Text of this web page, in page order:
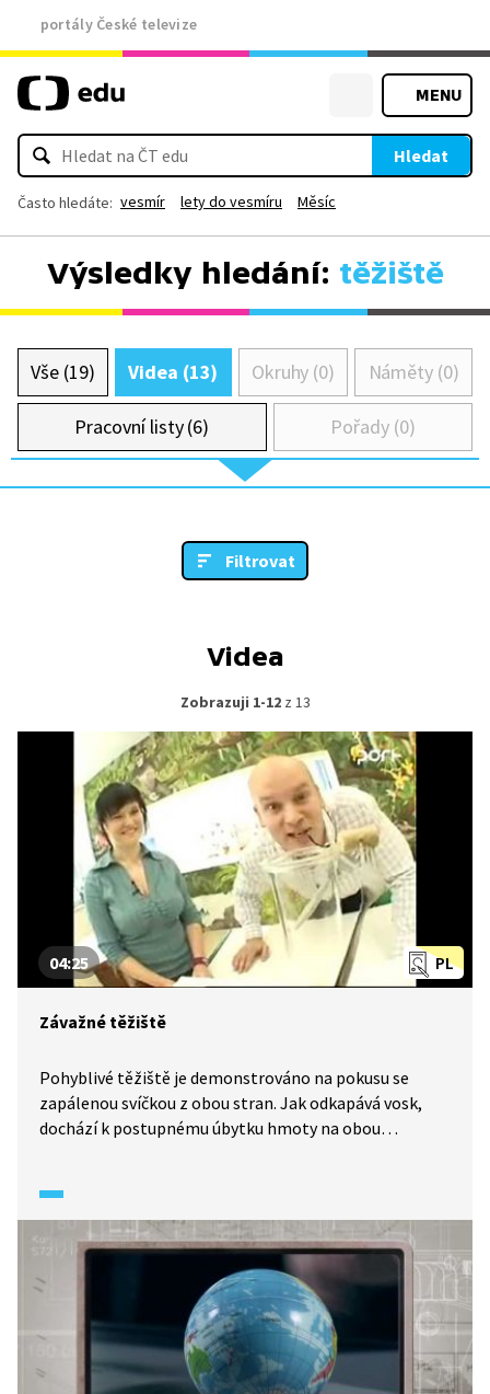
portály České televize
MENU
Hledat
Často hledáte: vesmír lety do vesmíru Měsíc
Výsledky hledání: těžiště
Vše (19) Videa (13) Okruhy (0) Náměty (0)
Pracovní listy (6) Pořady (0)
Filtrovat
Videa
Zobrazuji 1-12z 13
PL
04:25
Závažné těžiště
Pohyblivé těžiště je demonstrováno na pokusu se
zapálenou svíčkou z obou stran. Jak odkapává vosk,
dochází k postupnému úbytku hmoty na obou
těžiště mimo těleso. Příkladem může být prsten
či soustava sirka, korek nebo dvě vidličky.